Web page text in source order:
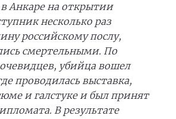
Анкаре на открытии
несколько раз
российскому послу,
смертельными. По
убийца вошел
проводилась выставка,
и галстуке и был принят
В результате